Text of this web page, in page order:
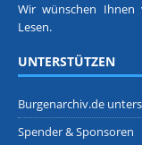
Wir wünschen Ihnen
Lesen.
UNTERSTÜTZEN
Burgenarchiv.de
Spender & Sponsoren